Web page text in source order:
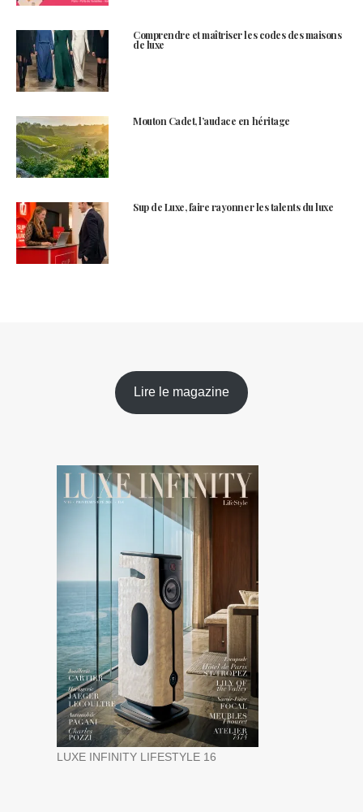
Comprendre et maîtriser les codes des maisons
de luxe
Mouton Cadet, l’audace en héritage
Sup de Luxe, faire rayonner les talents du luxe
Lire le magazine
LUXE INFINITY LIFESTYLE 16